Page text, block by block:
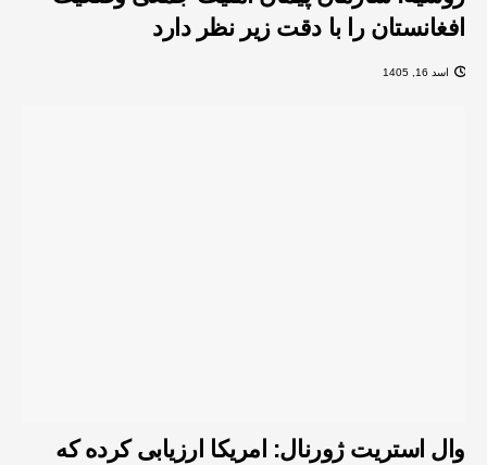
افغانستان را با دقت زیر نظر دارد
اسد 16, 1405
وال استریت ژورنال: امریکا ارزیابی کرده که